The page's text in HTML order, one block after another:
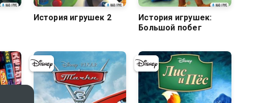
История игрушек 2
История игрушек:
Большой побег